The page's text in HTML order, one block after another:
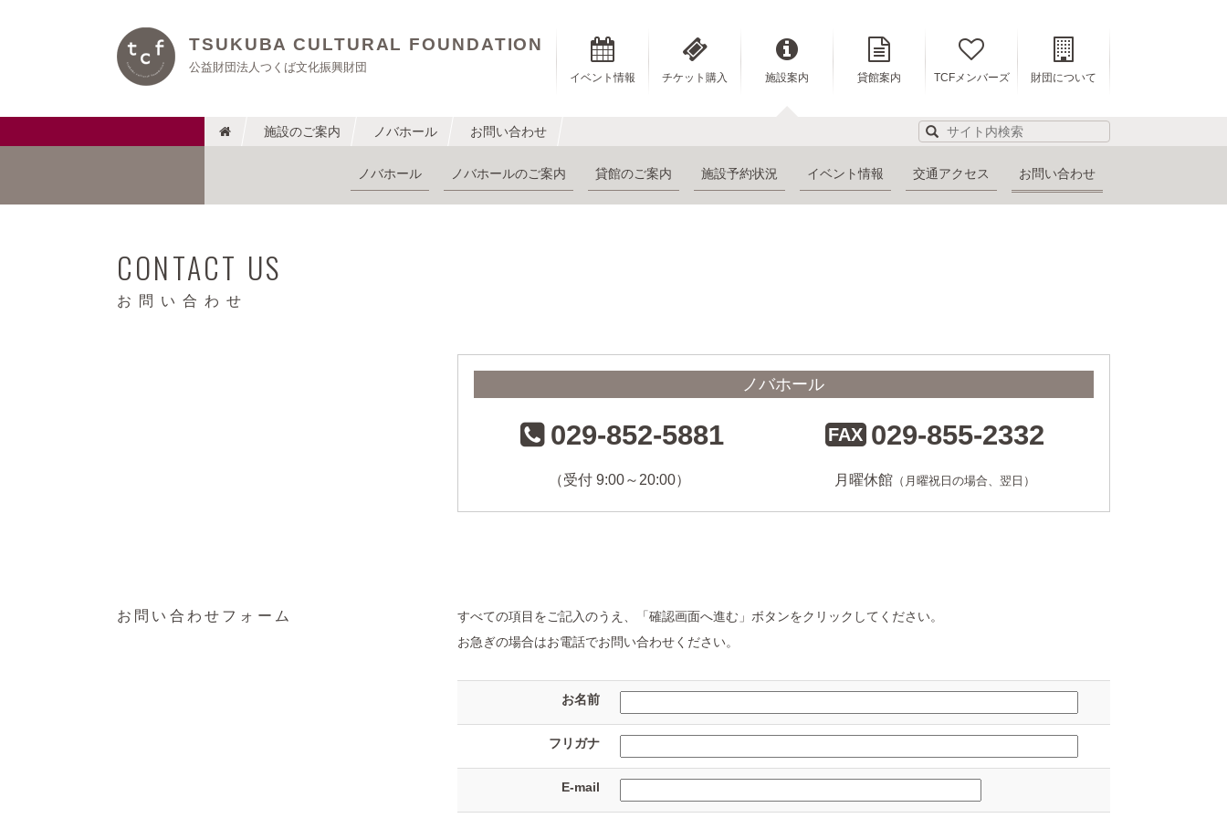
TSUKUBA CULTURAL FOUNDATION
公益財団法人つくば文化振興財団
イベント情報 チケット購入 施設案内 貸館案内 TCFメンバーズ 財団について
施設のご案内 ノバホール お問い合わせ
ノバホール ノバホールのご案内 貸館のご案内 施設予約状況 イベント情報 交通アクセス お問い合わせ
CONTACT US
お問い合わせ
ノバホール
029-852-5881
（受付 9:00～20:00）
029-855-2332
月曜休館（月曜祝日の場合、翌日）
お問い合わせフォーム
すべての項目をご記入のうえ、「確認画面へ進む」ボタンをクリックしてください。
お急ぎの場合はお電話でお問い合わせください。
お名前
フリガナ
E-mail